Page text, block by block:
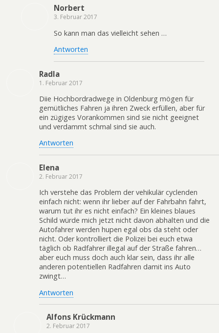
Norbert
3. Februar 2017
So kann man das vielleicht sehen …
Antworten
Radla
1. Februar 2017
Diie Hochbordradwege in Oldenburg mögen für
gemütliches Fahren ja ihren Zweck erfüllen, aber für
ein zügiges Vorankommen sind sie nicht geeignet
und verdammt schmal sind sie auch.
Antworten
Elena
2. Februar 2017
Ich verstehe das Problem der vehikulär cyclenden
einfach nicht: wenn ihr lieber auf der Fahrbahn fahrt,
warum tut ihr es nicht einfach? Ein kleines blaues
Schild würde mich jetzt nicht davon abhalten und die
Autofahrer werden hupen egal obs da steht oder
nicht. Oder kontrolliert die Polizei bei euch etwa
täglich ob Radfahrer illegal auf der Straße fahren…
aber euch muss doch auch klar sein, dass ihr alle
anderen potentiellen Radfahren damit ins Auto
zwingt…
Antworten
Alfons Krückmann
2. Februar 2017